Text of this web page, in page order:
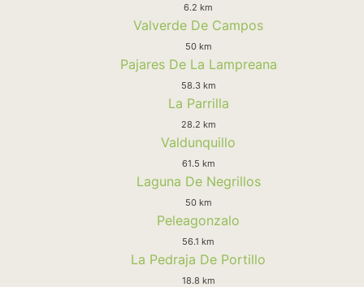
6.2 km
Valverde De Campos
50 km
Pajares De La Lampreana
58.3 km
La Parrilla
28.2 km
Valdunquillo
61.5 km
Laguna De Negrillos
50 km
Peleagonzalo
56.1 km
La Pedraja De Portillo
18.8 km